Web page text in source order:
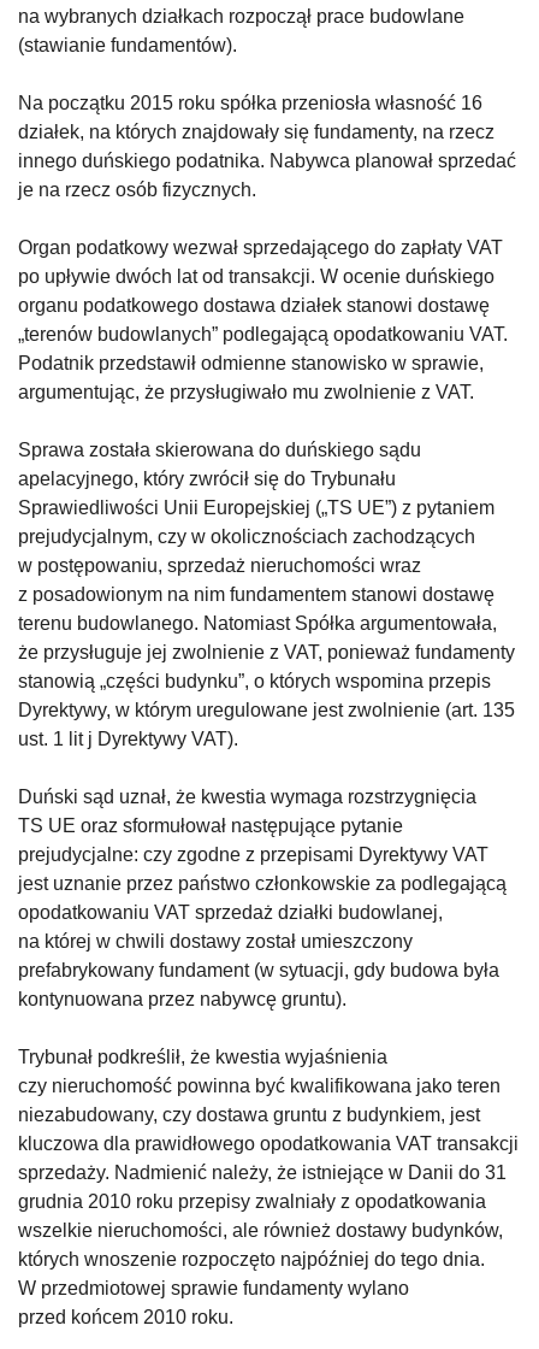
na wybranych działkach rozpoczął prace budowlane
(stawianie fundamentów).
Na początku 2015 roku spółka przeniosła własność 16
działek, na których znajdowały się fundamenty, na rzecz
innego duńskiego podatnika. Nabywca planował sprzedać
je na rzecz osób fizycznych.
Organ podatkowy wezwał sprzedającego do zapłaty VAT
po upływie dwóch lat od transakcji. W ocenie duńskiego
organu podatkowego dostawa działek stanowi dostawę
„terenów budowlanych” podlegającą opodatkowaniu VAT.
Podatnik przedstawił odmienne stanowisko w sprawie,
argumentując, że przysługiwało mu zwolnienie z VAT.
Sprawa została skierowana do duńskiego sądu
apelacyjnego, który zwrócił się do Trybunału
Sprawiedliwości Unii Europejskiej („TS UE”) z pytaniem
prejudycjalnym, czy w okolicznościach zachodzących
w postępowaniu, sprzedaż nieruchomości wraz
z posadowionym na nim fundamentem stanowi dostawę
terenu budowlanego. Natomiast Spółka argumentowała,
że przysługuje jej zwolnienie z VAT, ponieważ fundamenty
stanowią „części budynku”, o których wspomina przepis
Dyrektywy, w którym uregulowane jest zwolnienie (art. 135
ust. 1 lit j Dyrektywy VAT).
Duński sąd uznał, że kwestia wymaga rozstrzygnięcia
TS UE oraz sformułował następujące pytanie
prejudycjalne: czy zgodne z przepisami Dyrektywy VAT
jest uznanie przez państwo członkowskie za podlegającą
opodatkowaniu VAT sprzedaż działki budowlanej,
na której w chwili dostawy został umieszczony
prefabrykowany fundament (w sytuacji, gdy budowa była
kontynuowana przez nabywcę gruntu).
Trybunał podkreślił, że kwestia wyjaśnienia
czy nieruchomość powinna być kwalifikowana jako teren
niezabudowany, czy dostawa gruntu z budynkiem, jest
kluczowa dla prawidłowego opodatkowania VAT transakcji
sprzedaży. Nadmienić należy, że istniejące w Danii do 31
grudnia 2010 roku przepisy zwalniały z opodatkowania
wszelkie nieruchomości, ale również dostawy budynków,
których wnoszenie rozpoczęto najpóźniej do tego dnia.
W przedmiotowej sprawie fundamenty wylano
przed końcem 2010 roku.